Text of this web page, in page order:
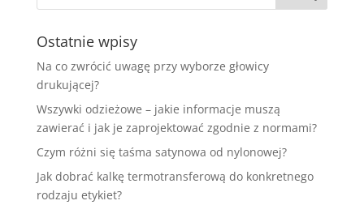
Ostatnie wpisy
Na co zwrócić uwagę przy wyborze głowicy
drukującej?
Wszywki odzieżowe – jakie informacje muszą
zawierać i jak je zaprojektować zgodnie z normami?
Czym różni się taśma satynowa od nylonowej?
Jak dobrać kalkę termotransferową do konkretnego
rodzaju etykiet?